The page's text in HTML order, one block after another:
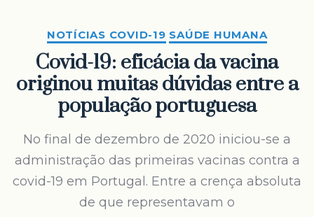
NOTÍCIAS COVID-19 SAÚDE HUMANA
Covid-19: eficácia da vacina
originou muitas dúvidas entre a
população portuguesa
No final de dezembro de 2020 iniciou-se a
administração das primeiras vacinas contra a
covid-19 em Portugal. Entre a crença absoluta
de que representavam o